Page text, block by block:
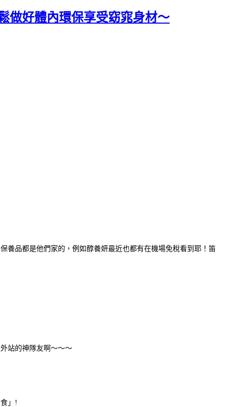
做好體內環保享受窈窕身材～
養品都是他們家的，例如醇養妍最近也都有在機場免稅看到耶！笛
站的神隊友啊～～～
」!